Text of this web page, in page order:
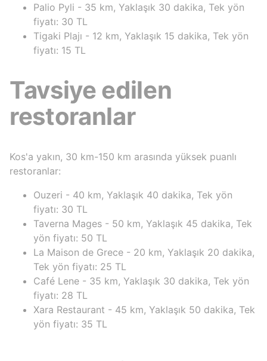
Palio Pyli - 35 km, Yaklaşık 30 dakika, Tek yön
fiyatı: 30 TL
Tigaki Plajı - 12 km, Yaklaşık 15 dakika, Tek yön
fiyatı: 15 TL
Tavsiye edilen
restoranlar
Kos'a yakın, 30 km-150 km arasında yüksek puanlı
restoranlar:
Ouzeri - 40 km, Yaklaşık 40 dakika, Tek yön
fiyatı: 30 TL
Taverna Mages - 50 km, Yaklaşık 45 dakika, Tek
yön fiyatı: 50 TL
La Maison de Grece - 20 km, Yaklaşık 20 dakika,
Tek yön fiyatı: 25 TL
Café Lene - 35 km, Yaklaşık 30 dakika, Tek yön
fiyatı: 28 TL
Xara Restaurant - 45 km, Yaklaşık 50 dakika, Tek
yön fiyatı: 35 TL